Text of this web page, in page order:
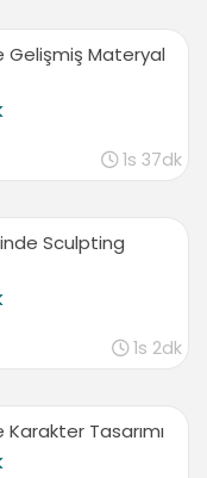
Gelişmiş Materyal
1s 37dk
Sculpting
1s 2dk
Tasarımı